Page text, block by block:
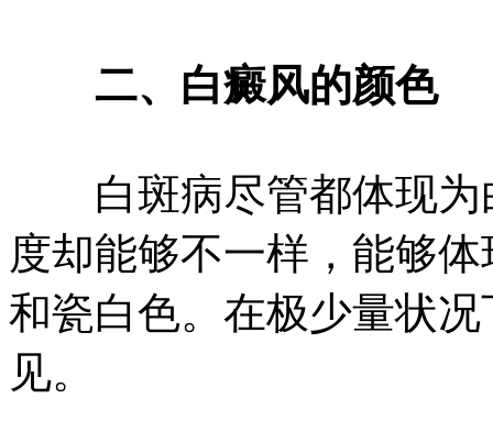
二、白癜风的颜色
白斑病尽管都体现为
度却能够不一样，能够
和瓷白色。在极少量状
见。